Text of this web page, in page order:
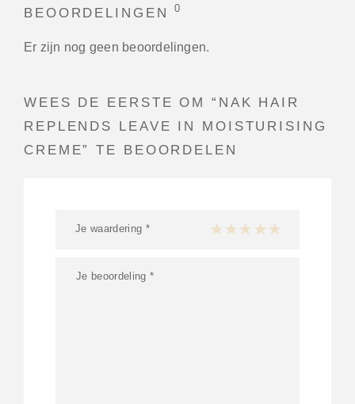
BEOORDELINGEN0
Er zijn nog geen beoordelingen.
WEES DE EERSTE OM “NAK HAIR
REPLENDS LEAVE IN MOISTURISING
CREME” TE BEOORDELEN
Je waardering * 1 van de 5 sterren
2 van de 5 sterren
3 van de 5 sterren
4 van de 5 sterren